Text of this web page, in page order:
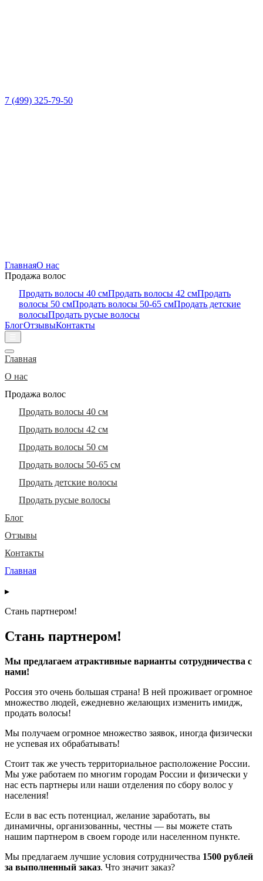
7 (499) 325-79-50
ГлавнаяО нас
Продажа волос
Продать волосы 40 смПродать волосы 42 смПродать
волосы 50 смПродать волосы 50-65 смПродать детские
волосыПродать русые волосы
БлогОтзывыКонтакты
Главная
О нас
Продажа волос
Продать волосы 40 см
Продать волосы 42 см
Продать волосы 50 см
Продать волосы 50-65 см
Продать детские волосы
Продать русые волосы
Блог
Отзывы
Контакты
Главная
▸
Стань партнером!
Стань партнером!
Мы предлагаем атрактивные варианты сотрудничества с
нами!
Россия это очень большая страна! В ней проживает огромное
множество людей, ежедневно желающих изменить имидж,
продать волосы!
Мы получаем огромное множество заявок, иногда физически
не успевая их обрабатывать!
Стоит так же учесть территориальное расположение России.
Мы уже работаем по многим городам России и физически у
нас есть партнеры или наши отделения по сбору волос у
населения!
Если в вас есть потенциал, желание заработать, вы
динамичны, организованны, честны — вы можете стать
нашим партнером в своем городе или населенном пункте.
Мы предлагаем лучшие условия сотрудничества 1500 рублей
за выполненный заказ. Что значит заказ?